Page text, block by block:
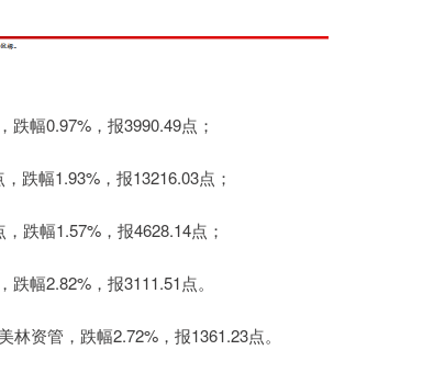
幅0.97%，报3990.49点；
幅1.93%，报13216.03点；
幅1.57%，报4628.14点；
幅2.82%，报3111.51点。
管，跌幅2.72%，报1361.23点。